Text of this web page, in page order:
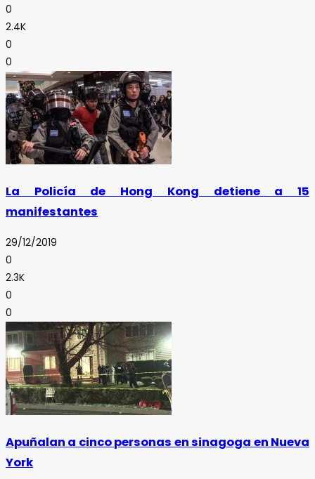
0
2.4K
0
0
La Policía de Hong Kong detiene a 15
manifestantes
29/12/2019
0
2.3K
0
0
Apuñalan a cinco personas en sinagoga en Nueva
York